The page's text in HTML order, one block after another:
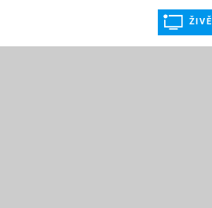
ŽIVĚ